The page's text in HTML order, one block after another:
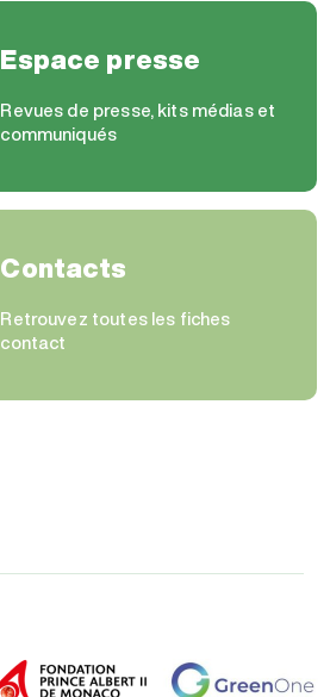
Espace presse
Revues de presse, kits médias et
communiqués
Contacts
Retrouvez toutes les fiches
contact